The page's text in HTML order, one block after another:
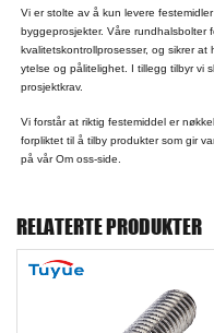
Vi er stolte av å kun levere
byggeprosjekter. Våre rundhalsbolter
kvalitetskontrollprosesser, og sikrer
ytelse og pålitelighet. I tillegg tilbyr vi
prosjektkrav.
Vi forstår at riktig festemiddel er
forpliktet til å tilby produkter som gir
på vår Om oss-side.
RELATERTE PRODUKTER